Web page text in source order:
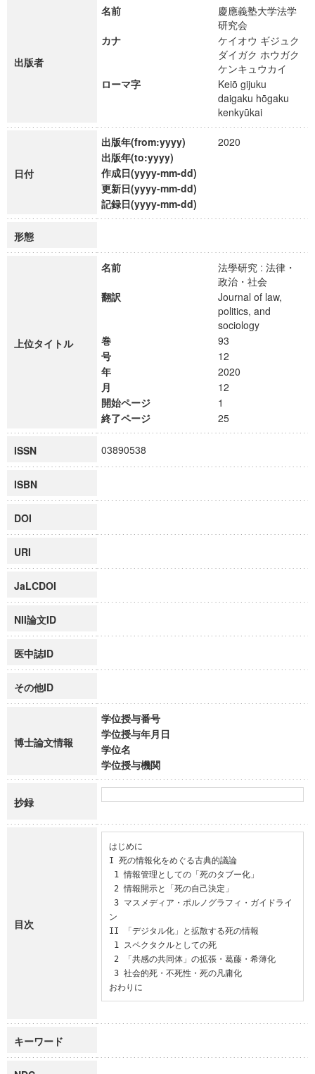
出版者
名前
慶應義塾大学法学
研究会
カナ
ケイオウ ギジュク
ダイガク ホウガク
ケンキュウカイ
ローマ字
Keiō gijuku
daigaku hōgaku
kenkyūkai
日付
出版年(from:yyyy)
2020
出版年(to:yyyy)
作成日(yyyy-mm-dd)
更新日(yyyy-mm-dd)
記録日(yyyy-mm-dd)
形態
上位タイトル
名前
法學研究 : 法律・
政治・社会
翻訳
Journal of law,
politics, and
sociology
巻
93
号
12
年
2020
月
12
開始ページ
1
終了ページ
25
ISSN 03890538
ISBN
DOI
URI
JaLCDOI
NII論文ID
医中誌ID
その他ID
博士論文情報
学位授与番号
学位授与年月日
学位名
学位授与機関
抄録
目次
はじめに
I 死の情報化をめぐる古典的議論
ン
II 「デジタル化」と拡散する死の情報
おわりに
キーワード